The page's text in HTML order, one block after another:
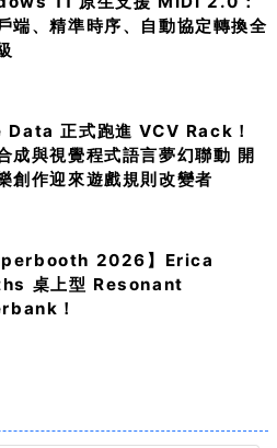
端、精準時序、自動協定轉換全
Data 正式跑進 VCV Rack！
成與視覺程式語言夢幻聯動 開
創作迎來遊戲規則改變者
2026】Erica
桌上型 Resonant
！